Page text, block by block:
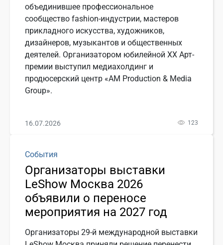
объединившее профессиональное
сообщество fashion-индустрии, мастеров
прикладного искусства, художников,
дизайнеров, музыкантов и общественных
деятелей. Организатором юбилейной ХХ Арт-
премии выступил медиахолдинг и
продюсерский центр «АМ Production & Media
Group».
16.07.2026 123
События
Организаторы выставки
LeShow Москва 2026
объявили о переносе
мероприятия на 2027 год
Организаторы 29-й международной выставки